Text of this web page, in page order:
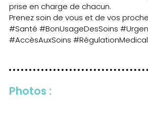
prise en charge de chacun.
Prenez soin de vous et de vos
#Santé #BonUsageDesSoins
#AccèsAuxSoins
Photos :